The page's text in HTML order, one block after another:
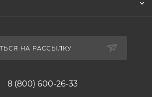
НА РАССЫЛКУ
8 (800) 600-26-33